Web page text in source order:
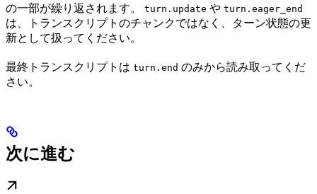
の一部が繰り返されます。 turn.update や turn.eager_end
は、トランスクリプトのチャンクではなく、ターン状態の更
新として扱ってください。
最終トランスクリプトは turn.end のみから読み取ってくだ
さい。
次に進む